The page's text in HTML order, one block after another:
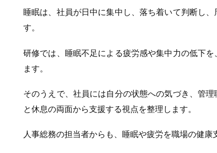
睡眠は、社員が日中に集中し、落ち着いて判断し
す。
研修では、睡眠不足による疲労感や集中力の低下
ます。
そのうえで、社員には自分の状態への気づき、管
と休息の両面から支援する視点を整理します。
人事総務の担当者からも、睡眠や疲労を職場の健